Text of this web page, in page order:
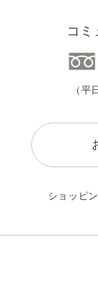
コ
（
ショッピ